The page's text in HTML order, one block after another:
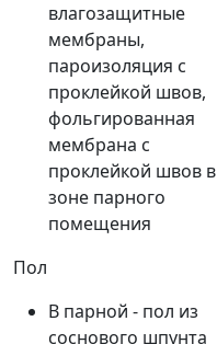
влагозащитные
мембраны,
пароизоляция с
проклейкой швов,
фольгированная
мембрана с
проклейкой швов в
зоне парного
помещения
Пол
В парной - пол из
соснового шпунта